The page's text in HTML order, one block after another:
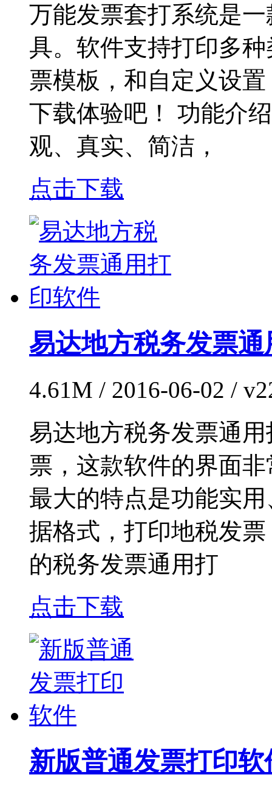
万能发票套打系统是
具。软件支持打印多
票模板，和自定义设
下载体验吧！ 功能介
观、真实、简洁，
点击下载
易达地方税务发票
4.61M / 2016-06-02 /
易达地方税务发票通
票，这款软件的界面
最大的特点是功能实
据格式，打印地税发
的税务发票通用打
点击下载
新版普通发票打印软